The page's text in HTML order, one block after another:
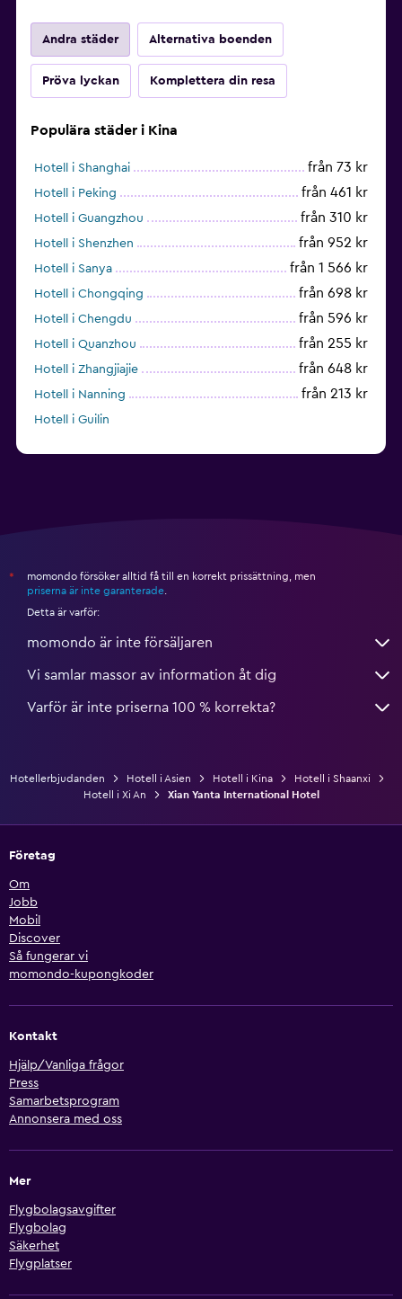
Andra städer Alternativa boenden
Pröva lyckan Komplettera din resa
Populära städer i Kina
Hotell i Shanghai från 73 kr
Hotell i Peking från 461 kr
Hotell i Guangzhou från 310 kr
Hotell i Shenzhen från 952 kr
Hotell i Sanya från 1 566 kr
Hotell i Chongqing från 698 kr
Hotell i Chengdu från 596 kr
Hotell i Quanzhou från 255 kr
Hotell i Zhangjiajie från 648 kr
Hotell i Nanning från 213 kr
Hotell i Guilin
*
momondo försöker alltid få till en korrekt prissättning, men
priserna är inte garanterade
Detta är varför:
momondo är inte försäljaren
Vi samlar massor av information åt dig
Varför är inte priserna 100 % korrekta?
Hotellerbjudanden Hotell i Asien Hotell i Kina
Hotell i Shaanxi
Hotell i Xi An
Xian Yanta International Hotel
Företag
Om
Jobb
Mobil
Discover
Så fungerar vi
momondo-kupongkoder
Kontakt
Hjälp/Vanliga frågor
Press
Samarbetsprogram
Annonsera med oss
Mer
Flygbolagsavgifter
Flygbolag
Säkerhet
Flygplatser